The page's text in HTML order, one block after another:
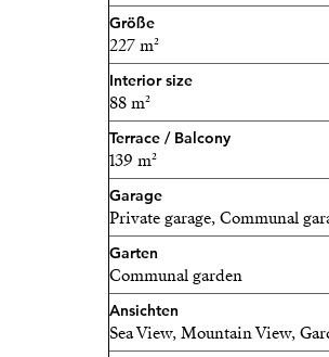
88 m² bebaute Innenfläche
139 m² bebaute Außenfläche
Privater Swimmingpool
Gelegen zwischen Mijas
nur wenige Minuten vom
Higuerón Resort entfernt,
Einkaufszentrum,
durch unseren
Werden Sie Platinum
Größe
227 m²
Interior size
88 m²
Terrace / Balcony
139 m²
Garage
Private garage, Communal
Garten
Communal garden
Ansichten
Sea View, Mountain View,